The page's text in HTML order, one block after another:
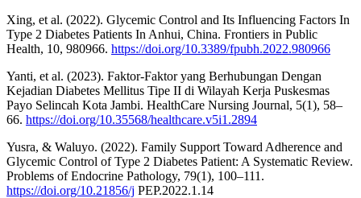
Xing, et al. (2022). Glycemic Control and Its Influencing Factors In
Type 2 Diabetes Patients In Anhui, China. Frontiers in Public
Health, 10, 980966. https://doi.org/10.3389/fpubh.2022.980966
Yanti, et al. (2023). Faktor-Faktor yang Berhubungan Dengan
Kejadian Diabetes Mellitus Tipe II di Wilayah Kerja Puskesmas
Payo Selincah Kota Jambi. HealthCare Nursing Journal, 5(1), 58–
66. https://doi.org/10.35568/healthcare.v5i1.2894
Yusra, & Waluyo. (2022). Family Support Toward Adherence and
Glycemic Control of Type 2 Diabetes Patient: A Systematic Review.
Problems of Endocrine Pathology, 79(1), 100–111.
https://doi.org/10.21856/j PEP.2022.1.14